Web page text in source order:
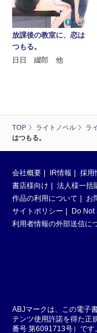
TOP ライトノベル ラ
はつもる。
放課後の教室に、恋は
つもる。
日日 綴郎 他
会社概要 IR情報 採用
書店様向け
法人様一括
作品の利用について
お
サイトポリシー
Do Not
利用者情報の外部送信に
ABJマークは、この電子
テンツ使用許諾を得た正
番号 第6091713号）です